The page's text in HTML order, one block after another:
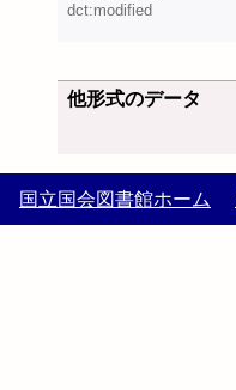
dct:modified
他形式のデータ
国立国会図書館ホーム